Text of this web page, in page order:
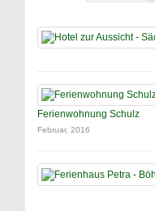
Ferienwohnung Schulz
Februar, 2016